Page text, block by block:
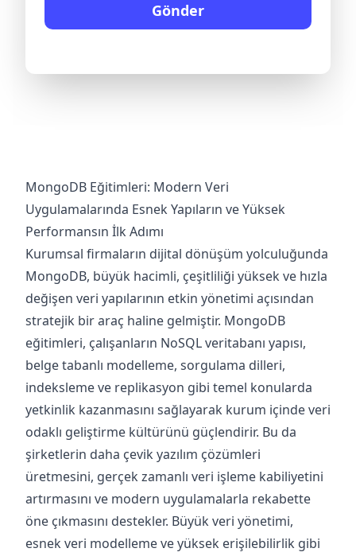
Gönder
MongoDB Eğitimleri: Modern Veri
Uygulamalarında Esnek Yapıların ve Yüksek
Performansın İlk Adımı
Kurumsal firmaların dijital dönüşüm yolculuğunda
MongoDB, büyük hacimli, çeşitliliği yüksek ve hızla
değişen veri yapılarının etkin yönetimi açısından
stratejik bir araç haline gelmiştir. MongoDB
eğitimleri, çalışanların NoSQL veritabanı yapısı,
belge tabanlı modelleme, sorgulama dilleri,
indeksleme ve replikasyon gibi temel konularda
yetkinlik kazanmasını sağlayarak kurum içinde veri
odaklı geliştirme kültürünü güçlendirir. Bu da
şirketlerin daha çevik yazılım çözümleri
üretmesini, gerçek zamanlı veri işleme kabiliyetini
artırmasını ve modern uygulamalarla rekabette
öne çıkmasını destekler. Büyük veri yönetimi,
esnek veri modelleme ve yüksek erişilebilirlik gibi